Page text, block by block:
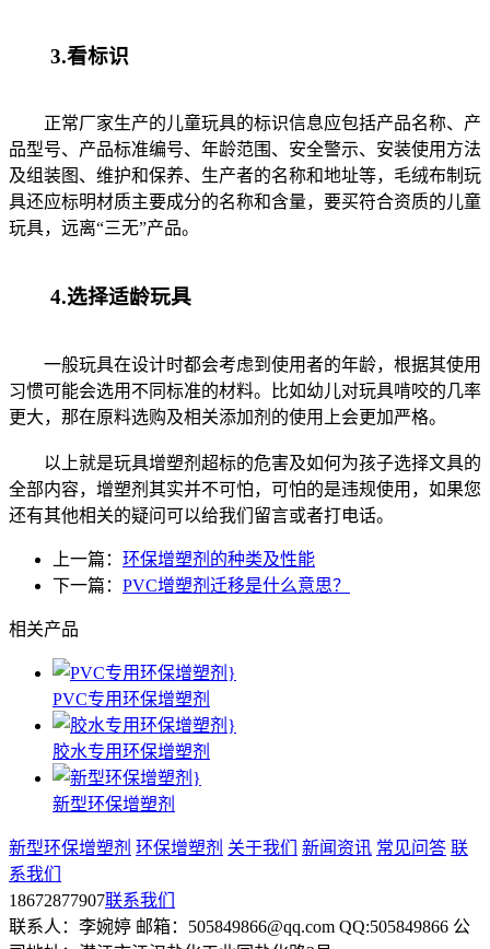
3.看标识
正常厂家生产的儿童玩具的标识信息应包括产品名称、产
品型号、产品标准编号、年龄范围、安全警示、安装使用方法
及组装图、维护和保养、生产者的名称和地址等，毛绒布制玩
具还应标明材质主要成分的名称和含量，要买符合资质的儿童
玩具，远离“三无”产品。
4.选择适龄玩具
一般玩具在设计时都会考虑到使用者的年龄，根据其使用
习惯可能会选用不同标准的材料。比如幼儿对玩具啃咬的几率
更大，那在原料选购及相关添加剂的使用上会更加严格。
以上就是玩具增塑剂超标的危害及如何为孩子选择文具的
全部内容，增塑剂其实并不可怕，可怕的是违规使用，如果您
还有其他相关的疑问可以给我们留言或者打电话。
上一篇： 环保增塑剂的种类及性能
下一篇： PVC增塑剂迁移是什么意思？
相关产品
PVC专用环保增塑剂
胶水专用环保增塑剂
新型环保增塑剂
新型环保增塑剂 环保增塑剂 关于我们 新闻资讯 常见问答 联
系我们
18672877907联系我们
联系人：李婉婷 邮箱：505849866@qq.com QQ:505849866 公